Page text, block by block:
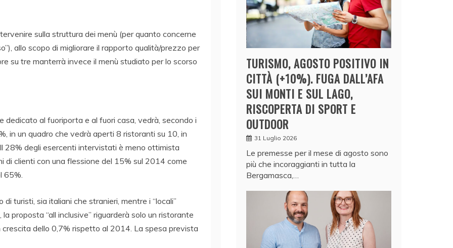
sulla struttura dei menù (per quanto concerne
allo scopo di migliorare il rapporto qualità/prezzo per
su tre manterrà invece il menù studiato per lo scorso
dedicato al fuoriporta e al fuori casa, vedrà, secondo i
in un quadro che vedrà aperti 8 ristoranti su 10, in
28% degli esercenti intervistati è meno ottimista
di clienti con una flessione del 15% sul 2014 come
65%.
turisti, sia italiani che stranieri, mentre i “locali”
proposta “all inclusive” riguarderà solo un ristorante
dello 0,7% rispetto al 2014. La spesa prevista
TURISMO, AGOSTO POSITIVO IN
CITTÀ (+10%). FUGA DALL’AFA
SUI MONTI E SUL LAGO,
RISCOPERTA DI SPORT E
OUTDOOR
31 Luglio 2026
Le premesse per il mese di agosto sono
più che incoraggianti in tutta la
Bergamasca,…